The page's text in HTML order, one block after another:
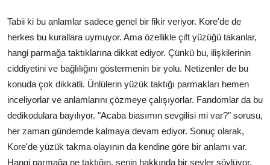
Tabii ki bu anlamlar sadece genel bir fikir veriyor. Kore'de de
herkes bu kurallara uymuyor. Ama özellikle çift yüzüğü takanlar,
hangi parmağa taktıklarına dikkat ediyor. Çünkü bu, ilişkilerinin
ciddiyetini ve bağlılığını göstermenin bir yolu. Netizenler de bu
konuda çok dikkatli. Ünlülerin yüzük taktığı parmakları hemen
inceliyorlar ve anlamlarını çözmeye çalışıyorlar. Fandomlar da bu
dedikodulara bayılıyor. "Acaba biasımın sevgilisi mi var?" sorusu,
her zaman gündemde kalmaya devam ediyor. Sonuç olarak,
Kore'de yüzük takma olayının da kendine göre bir anlamı var.
Hangi parmağa ne taktığın, senin hakkında bir şeyler söylüyor.